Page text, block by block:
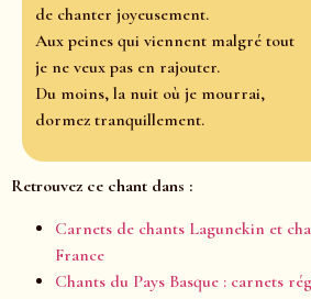
de chanter joyeusement.
Aux peines qui viennent malgré tout
je ne veux pas en rajouter.
Du moins, la nuit où je mourrai,
dormez tranquillement.
Retrouvez ce chant dans :
Carnets de chants Lagunekin et
France
Chants du Pays Basque : carnets